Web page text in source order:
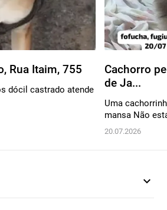
Rua Itaim, 755
dócil castrado atende
Cachorro
de Ja...
Uma
mansa Não
20.07.2026
expand_more